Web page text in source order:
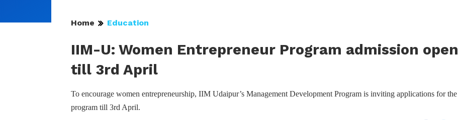
Home Education
IIM-U: Women Entrepreneur Program admission open
till 3rd April
To encourage women entrepreneurship, IIM Udaipur’s Management Development Program is inviting applications for the
program till 3rd April.